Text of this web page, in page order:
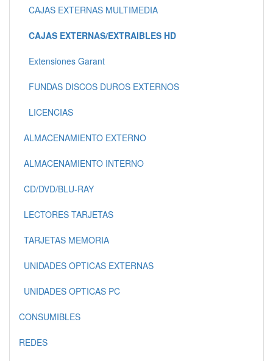
CAJAS EXTERNAS MULTIMEDIA
CAJAS EXTERNAS/EXTRAIBLES HD
Extensiones Garant
FUNDAS DISCOS DUROS EXTERNOS
LICENCIAS
ALMACENAMIENTO EXTERNO
ALMACENAMIENTO INTERNO
CD/DVD/BLU-RAY
LECTORES TARJETAS
TARJETAS MEMORIA
UNIDADES OPTICAS EXTERNAS
UNIDADES OPTICAS PC
CONSUMIBLES
REDES